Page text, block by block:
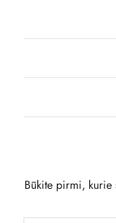
Būkite pirmi, kurie